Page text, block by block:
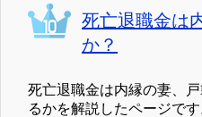
死亡退職金は
か？
死亡退職金は内縁の妻、
るかを解説したページで